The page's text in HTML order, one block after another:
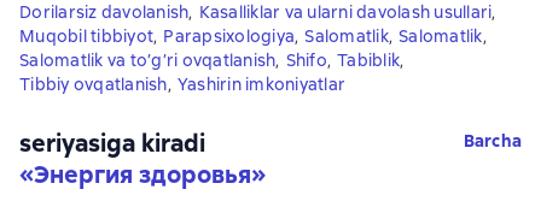
Dorilarsiz davolanish, Kasalliklar va ularni davolash usullari,
Muqobil tibbiyot, Parapsixologiya, Salomatlik, Salomatlik,
Salomatlik va to’g’ri ovqatlanish, Shifo, Tabiblik,
Tibbiy ovqatlanish, Yashirin imkoniyatlar
seriyasiga kiradi
«Энергия здоровья»
Barcha